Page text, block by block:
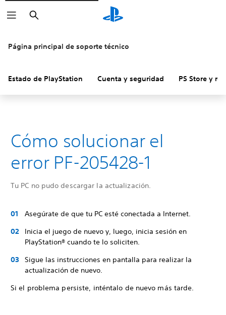
Buscar
Página principal de soporte técnico
Estado de PlayStation Cuenta y seguridad PS Store y
Cómo solucionar el
error PF-205428-1
Tu PC no pudo descargar la actualización.
Asegúrate de que tu PC esté conectada a Internet.
Inicia el juego de nuevo y, luego, inicia sesión en
PlayStation® cuando te lo soliciten.
Sigue las instrucciones en pantalla para realizar la
actualización de nuevo.
Si el problema persiste, inténtalo de nuevo más tarde.